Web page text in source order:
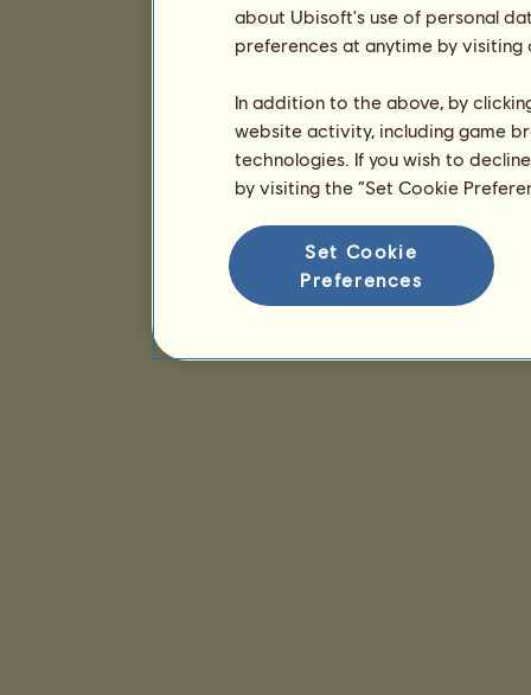
about Ubisoft's use of personal
preferences at anytime by
In addition to the above, by
website activity, including game
technologies. If you wish to
by visiting the “Set Cookie
Set Cookie
Preferences